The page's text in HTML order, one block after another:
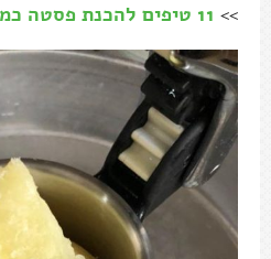
>> 11 טיפים להכנת פסטה כמו במסעדה